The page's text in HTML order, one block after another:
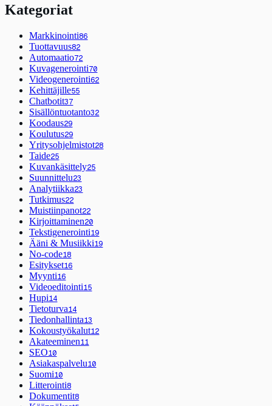
Kategoriat
Markkinointi86
Tuottavuus82
Automaatio72
Kuvagenerointi70
Videogenerointi62
Kehittäjille55
Chatbotit37
Sisällöntuotanto32
Koodaus29
Koulutus29
Yritysohjelmistot28
Taide25
Kuvankäsittely25
Suunnittelu23
Analytiikka23
Tutkimus22
Muistiinpanot22
Kirjoittaminen20
Tekstigenerointi19
Ääni & Musiikki19
No-code18
Esitykset16
Myynti16
Videoeditointi15
Hupi14
Tietoturva14
Tiedonhallinta13
Kokoustyökalut12
Akateeminen11
SEO10
Asiakaspalvelu10
Suomi10
Litterointi8
Dokumentit8